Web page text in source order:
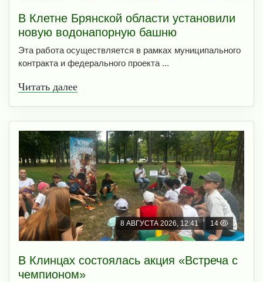
В Клетне Брянской области установили
новую водонапорную башню
Эта работа осуществляется в рамках муниципального
контракта и федерального проекта ...
Читать далее
8 АВГУСТА 2026, 12:41 14
В Клинцах состоялась акция «Встреча с
чемпионом»